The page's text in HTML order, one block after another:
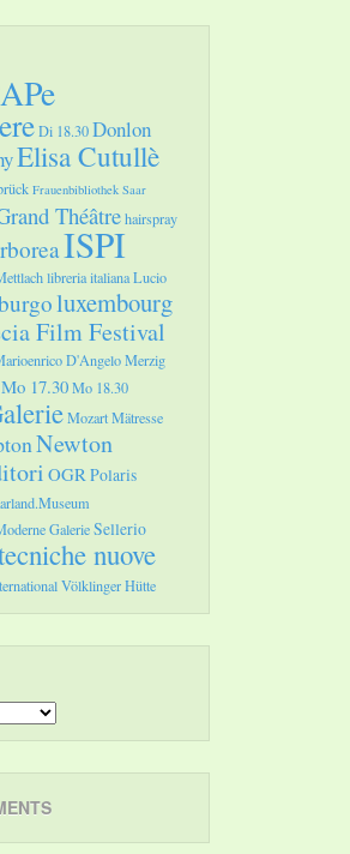
Di 18.30Donlon
Elisa Cutullè
Frauenbibliothek Saar
Théâtrehairspray
ISPI
libreria italianaLucio
luxembourg
Film Festival
D'AngeloMerzig
Mo 17.30Mo 18.30
MozartMätresse
Newton
OGRPolaris
GalerieSellerio
nuove
Völklinger Hütte